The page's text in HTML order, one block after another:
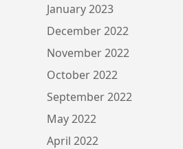
January 2023
December 2022
November 2022
October 2022
September 2022
May 2022
April 2022